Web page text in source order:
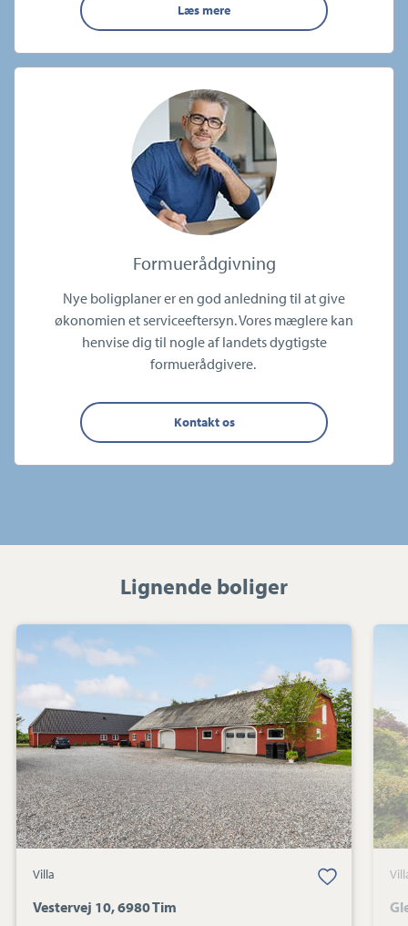
Læs mere
Formuerådgivning
Nye boligplaner er en god anledning til at give
økonomien et serviceeftersyn. Vores mæglere kan
henvise dig til nogle af landets dygtigste
formuerådgivere.
Kontakt os
Lignende boliger
Tim
Villa
Vestervej 10, 6980 Tim